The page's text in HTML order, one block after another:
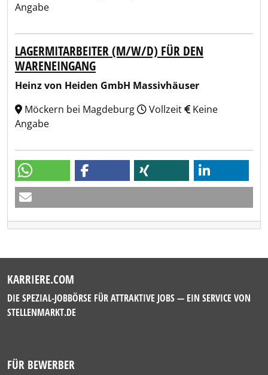
Angabe
LAGERMITARBEITER (M/W/D) FÜR DEN
WARENEINGANG
Heinz von Heiden GmbH Massivhäuser
Möckern bei Magdeburg
Vollzeit
Keine
Angabe
KARRIERE.COM
DIE SPEZIAL-JOBBÖRSE FÜR ATTRAKTIVE JOBS — EIN SERVICE VON
STELLENMARKT.DE
FÜR BEWERBER